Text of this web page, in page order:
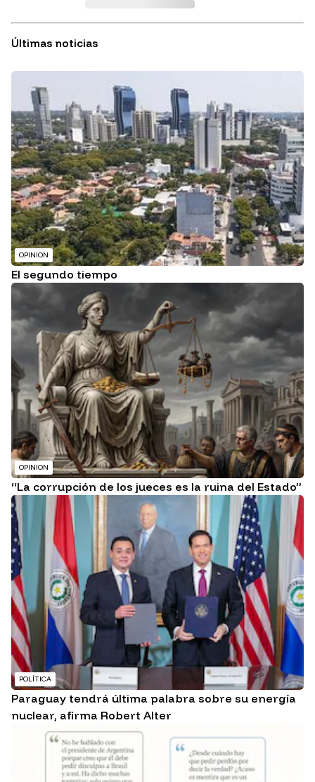
Últimas noticias
OPINION
El segundo tiempo
OPINION
“La corrupción de los jueces es la ruina del Estado”
POLÍTICA
Paraguay tendrá última palabra sobre su energía
nuclear, afirma Robert Alter